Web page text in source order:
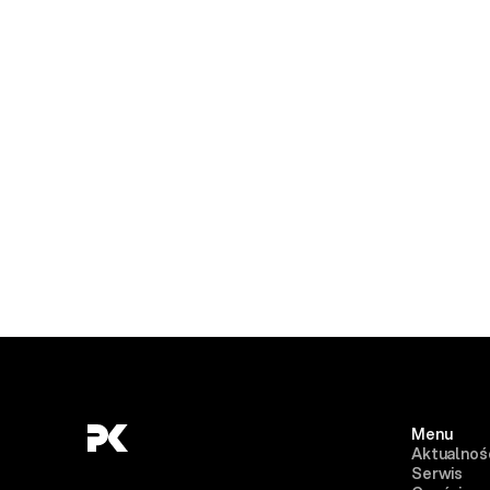
Menu
Serwis